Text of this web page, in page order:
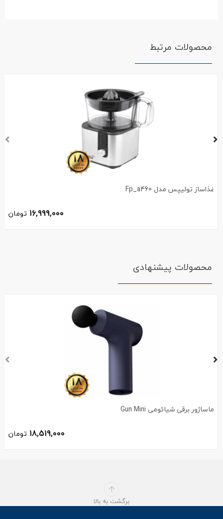
محصولات مرتبط
غذاساز تولیپس مدل Fp_a460
16,999,000 تومان
محصولات پیشنهادی
ماساژور برقی شیائومی Gun Mini
18,519,000 تومان
برگشت به بالا